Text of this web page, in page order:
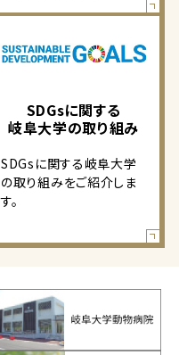
SDGsに関する
岐阜大学の取り組み
SDGsに関する岐阜大学
の取り組みをご紹介しま
す。